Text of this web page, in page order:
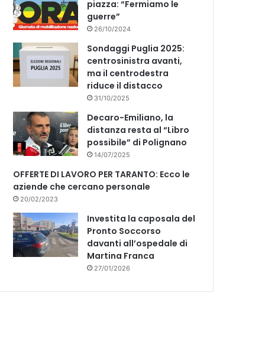
piazza: “Fermiamo le
guerre”
26/10/2024
Sondaggi Puglia 2025:
centrosinistra avanti,
ma il centrodestra
riduce il distacco
31/10/2025
Decaro-Emiliano, la
distanza resta al “Libro
possibile” di Polignano
14/07/2025
OFFERTE DI LAVORO PER TARANTO: Ecco le
aziende che cercano personale
20/02/2023
Investita la caposala del
Pronto Soccorso
davanti all’ospedale di
Martina Franca
27/01/2026